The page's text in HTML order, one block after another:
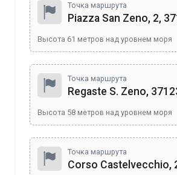
Точка маршрута
Piazza San Zeno, 2,
Высота 61 метров над уровнем моря
Точка маршрута
Regaste S. Zeno,
Высота 58 метров над уровнем моря
Точка маршрута
Corso Castelvecchio,